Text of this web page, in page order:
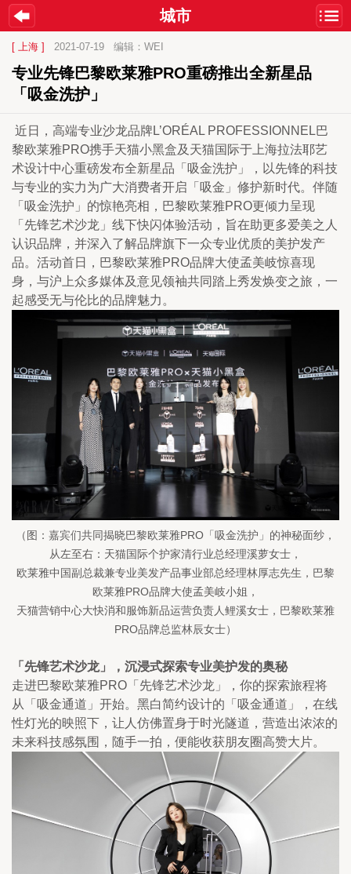
城市
[ 上海 ] 2021-07-19 编辑：WEI
专业先锋巴黎欧莱雅PRO重磅推出全新星品
「吸金洗护」
近日，高端专业沙龙品牌L’ORÉAL PROFESSIONNEL巴
黎欧莱雅PRO携手天猫小黑盒及天猫国际于上海拉法耶艺
术设计中心重磅发布全新星品「吸金洗护」，以先锋的科技
与专业的实力为广大消费者开启「吸金」修护新时代。伴随
「吸金洗护」的惊艳亮相，巴黎欧莱雅PRO更倾力呈现
「先锋艺术沙龙」线下快闪体验活动，旨在助更多爱美之人
认识品牌，并深入了解品牌旗下一众专业优质的美护发产
品。活动首日，巴黎欧莱雅PRO品牌大使孟美岐惊喜现
身，与沪上众多媒体及意见领袖共同踏上秀发焕变之旅，一
起感受无与伦比的品牌魅力。
（图：嘉宾们共同揭晓巴黎欧莱雅PRO「吸金洗护」的神秘面纱，
从左至右：天猫国际个护家清行业总经理溪萝女士，
欧莱雅中国副总裁兼专业美发产品事业部总经理林厚志先生，巴黎
欧莱雅PRO品牌大使孟美岐小姐，
天猫营销中心大快消和服饰新品运营负责人鲤溪女士，巴黎欧莱雅
PRO品牌总监林辰女士）
「先锋艺术沙龙」，沉浸式探索专业美护发的奥秘
走进巴黎欧莱雅PRO「先锋艺术沙龙」，你的探索旅程将
从「吸金通道」开始。黑白简约设计的「吸金通道」，在线
性灯光的映照下，让人仿佛置身于时光隧道，营造出浓浓的
未来科技感氛围，随手一拍，便能收获朋友圈高赞大片。